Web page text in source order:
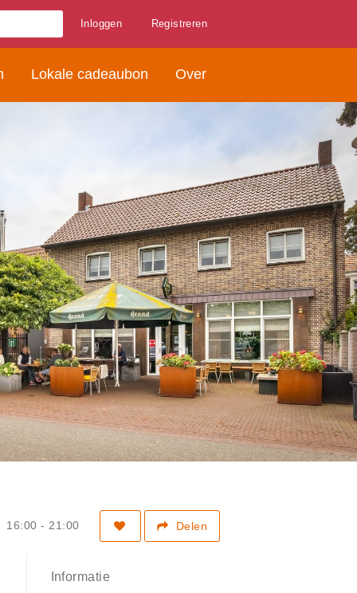
Inloggen Registreren
Lokale cadeaubon Over
Delen
16:00 - 21:00
Informatie